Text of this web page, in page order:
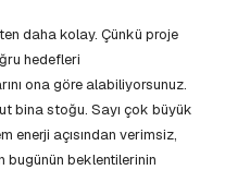
daha kolay. Çünkü proje
hedefleri
ona göre alabiliyorsunuz.
bina stoğu. Sayı çok büyük
enerji açısından verimsiz,
bugünün beklentilerinin